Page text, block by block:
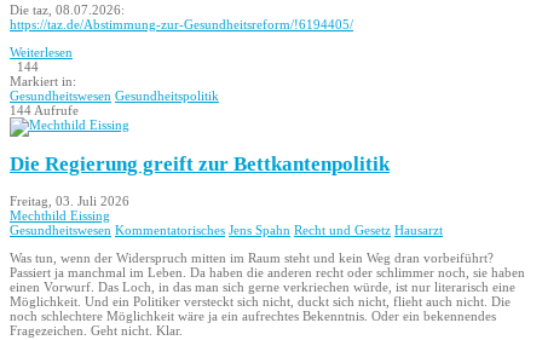
Die taz, 08.07.2026:
https://taz.de/Abstimmung-zur-Gesundheitsreform/!6194405/
Weiterlesen
144
Markiert in:
Gesundheitswesen Gesundheitspolitik
144 Aufrufe
Die Regierung greift zur Bettkantenpolitik
Freitag, 03. Juli 2026
Mechthild Eissing
Gesundheitswesen Kommentatorisches Jens Spahn Recht und Gesetz Hausarzt
Was tun, wenn der Widerspruch mitten im Raum steht und kein Weg dran vorbeiführt?
Passiert ja manchmal im Leben. Da haben die anderen recht oder schlimmer noch, sie haben
einen Vorwurf. Das Loch, in das man sich gerne verkriechen würde, ist nur literarisch eine
Möglichkeit. Und ein Politiker versteckt sich nicht, duckt sich nicht, flieht auch nicht. Die
noch schlechtere Möglichkeit wäre ja ein aufrechtes Bekenntnis. Oder ein bekennendes
Fragezeichen. Geht nicht. Klar.